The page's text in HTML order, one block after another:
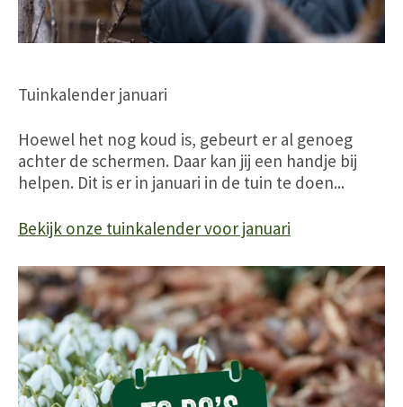
Tuinkalender januari
Hoewel het nog koud is, gebeurt er al genoeg
achter de schermen. Daar kan jij een handje bij
helpen. Dit is er in januari in de tuin te doen...
Bekijk onze tuinkalender voor januari